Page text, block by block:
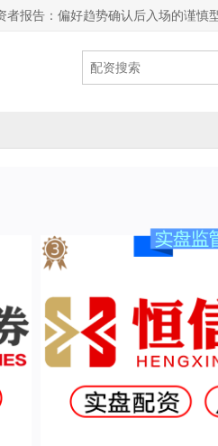
者报告：偏好趋势确认后入场的谨慎